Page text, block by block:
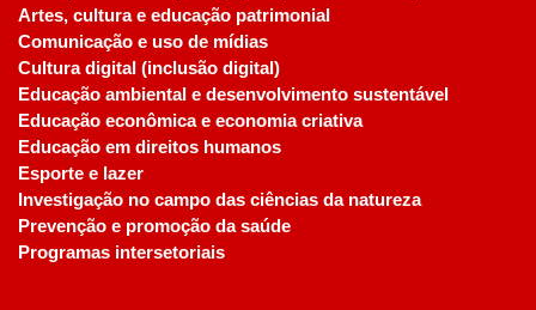
Artes, cultura e educação patrimonial
Comunicação e uso de mídias
Cultura digital (inclusão digital)
Educação ambiental e desenvolvimento sustentável
Educação econômica e economia criativa
Educação em direitos humanos
Esporte e lazer
Investigação no campo das ciências da natureza
Prevenção e promoção da saúde
Programas intersetoriais